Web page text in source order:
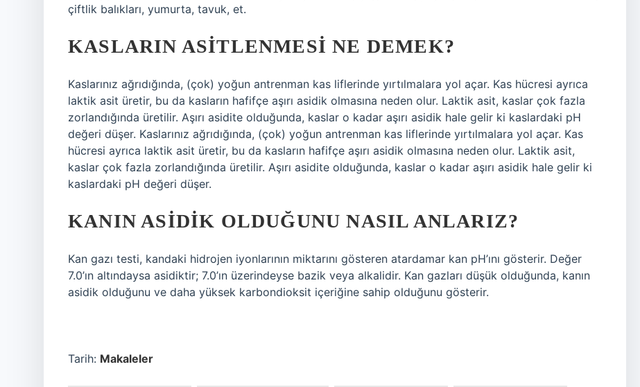
çiftlik balıkları, yumurta, tavuk, et.
KASLARIN ASITLENMESI NE DEMEK?
Kaslarınız ağrıdığında, (çok) yoğun antrenman kas liflerinde yırtılmalara yol açar. Kas hücresi ayrıca
laktik asit üretir, bu da kasların hafifçe aşırı asidik olmasına neden olur. Laktik asit, kaslar çok fazla
zorlandığında üretilir. Aşırı asidite olduğunda, kaslar o kadar aşırı asidik hale gelir ki kaslardaki pH
değeri düşer. Kaslarınız ağrıdığında, (çok) yoğun antrenman kas liflerinde yırtılmalara yol açar. Kas
hücresi ayrıca laktik asit üretir, bu da kasların hafifçe aşırı asidik olmasına neden olur. Laktik asit,
kaslar çok fazla zorlandığında üretilir. Aşırı asidite olduğunda, kaslar o kadar aşırı asidik hale gelir ki
kaslardaki pH değeri düşer.
KANIN ASIDIK OLDUĞUNU NASIL ANLARIZ?
Kan gazı testi, kandaki hidrojen iyonlarının miktarını gösteren atardamar kan pH’ını gösterir. Değer
7.0’ın altındaysa asidiktir; 7.0’ın üzerindeyse bazik veya alkalidir. Kan gazları düşük olduğunda, kanın
asidik olduğunu ve daha yüksek karbondioksit içeriğine sahip olduğunu gösterir.
Tarih: Makaleler